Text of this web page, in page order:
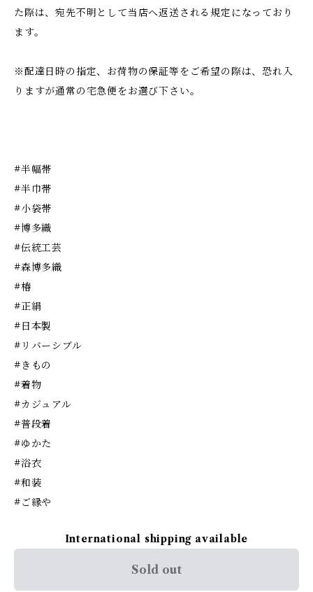
た際は、宛先不明として当店へ返送される規定になっており
ます。
※配達日時の指定、お荷物の保証等をご希望の際は、恐れ入
りますが通常の宅急便をお選び下さい。
#半幅帯
#半巾帯
#小袋帯
#博多織
#伝統工芸
#森博多織
#椿
#正絹
#日本製
#リバーシブル
#きもの
#着物
#カジュアル
#普段着
#ゆかた
#浴衣
#和装
#ご縁や
International shipping available
Sold out